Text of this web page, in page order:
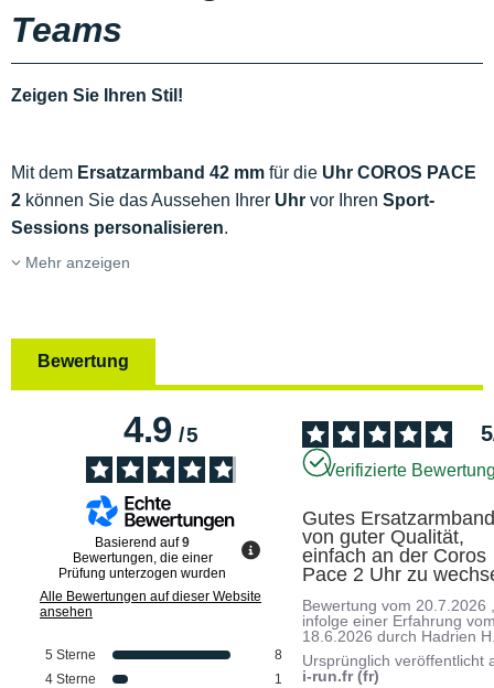
Teams
Zeigen Sie Ihren Stil!
Mit dem Ersatzarmband 42 mm für die Uhr COROS PACE
2 können Sie das Aussehen Ihrer Uhr vor Ihren Sport-
Sessions personalisieren.
Mehr anzeigen
Bewertung
4.9/5
Basierend auf9
Bewertungen, die einer
Prüfung unterzogen wurden
Alle Bewertungen auf dieser Website
ansehen
5 Sterne
8
4 Sterne
1
5
Verifizierte
Gutes
von guter Qualität,
einfach an der Coros
Pace 2 Uhr zu
Bewertung vom 20.7.2026
infolge einer Erfahrung
18.6.2026 durch Hadrien
Ursprünglich veröffentlicht
i-run.fr (fr)